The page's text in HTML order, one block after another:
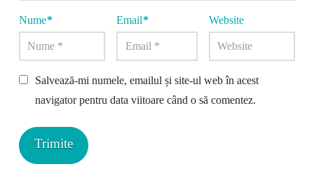
Nume* Email* Website
Salvează-mi numele, emailul și site-ul web în acest
navigator pentru data viitoare când o să comentez.